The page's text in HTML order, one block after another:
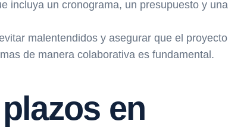
incluya un cronograma, un presupuesto y una
malentendidos y asegurar que el proyecto
de manera colaborativa es fundamental.
en